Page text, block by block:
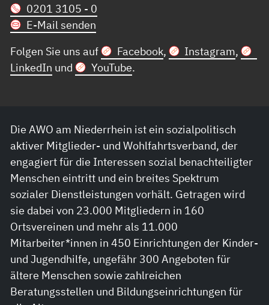
0201 3105 - 0
E-Mail senden
Folgen Sie uns auf
Facebook, Instagram,
LinkedIn und YouTube.
Die AWO am Niederrhein ist ein sozialpolitisch
aktiver Mitglieder- und Wohlfahrtsverband, der
engagiert für die Interessen sozial benachteiligter
Menschen eintritt und ein breites Spektrum
sozialer Dienstleistungen vorhält. Getragen wird
sie dabei von 23.000 Mitgliedern in 160
Ortsvereinen und mehr als 11.000
Mitarbeiter*innen in 450 Einrichtungen der Kinder-
und Jugendhilfe, ungefähr 300 Angeboten für
ältere Menschen sowie zahlreichen
Beratungsstellen und Bildungseinrichtungen für